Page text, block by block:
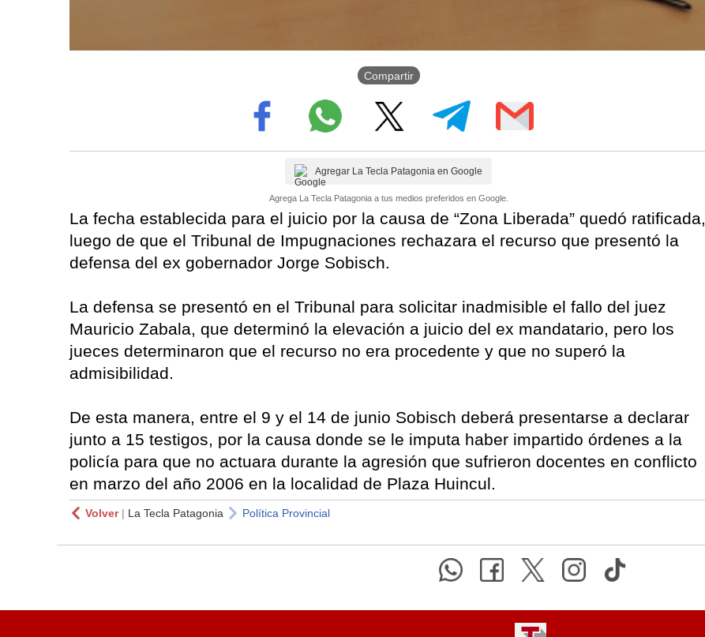
Compartir
Agregar La Tecla Patagonia en Google
Agrega La Tecla Patagonia a tus medios preferidos en Google.
La fecha establecida para el juicio por la causa de “Zona Liberada” quedó ratificada,
luego de que el Tribunal de Impugnaciones rechazara el recurso que presentó la
defensa del ex gobernador Jorge Sobisch.
La defensa se presentó en el Tribunal para solicitar inadmisible el fallo del juez
Mauricio Zabala, que determinó la elevación a juicio del ex mandatario, pero los
jueces determinaron que el recurso no era procedente y que no superó la
admisibilidad.
De esta manera, entre el 9 y el 14 de junio Sobisch deberá presentarse a declarar
junto a 15 testigos, por la causa donde se le imputa haber impartido órdenes a la
policía para que no actuara durante la agresión que sufrieron docentes en conflicto
en marzo del año 2006 en la localidad de Plaza Huincul.
Volver| La Tecla Patagonia Política Provincial